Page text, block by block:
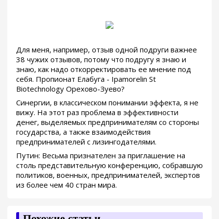
Для меня, например, отзыв одной подруги важнее
38 чужих отзывов, потому что подругу я знаю и
знаю, как надо откорректировать ее мнение под
себя. Пропионат Елабуга - Ipamorelin St
Biotechnology Орехово-Зуево?
Синергии, в классическом понимании эффекта, я не
вижу. На этот раз проблема в эффективности
денег, выделяемых предпринимателям со стороны
государства, а также взаимодействия
предпринимателей с лизингодателями.
Путин: Весьма признателен за приглашение на
столь представительную конференцию, собравшую
политиков, военных, предпринимателей, экспертов
из более чем 40 стран мира.